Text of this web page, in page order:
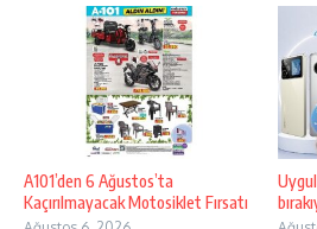
A101’den 6 Ağustos’ta
Kaçırılmayacak Motosiklet Fırsatı